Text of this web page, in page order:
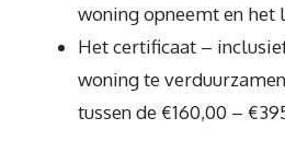
woning opneemt en het
Het certificaat –
woning te
tussen de €160,00 –